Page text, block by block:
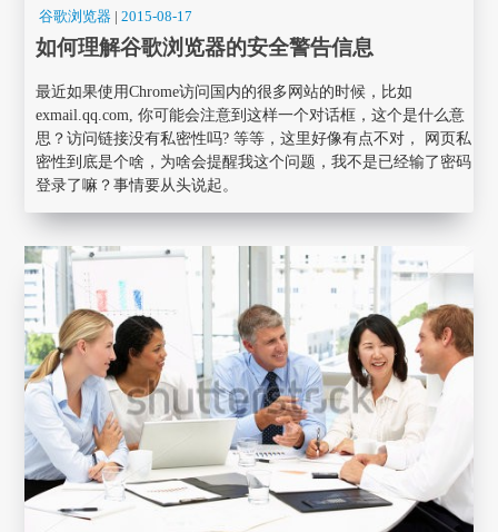
谷歌浏览器 |2015-08-17
如何理解谷歌浏览器的安全警告信息
最近如果使用Chrome访问国内的很多网站的时候，比如
exmail.qq.com, 你可能会注意到这样一个对话框，这个是什么意
思？访问链接没有私密性吗? 等等，这里好像有点不对， 网页私
密性到底是个啥，为啥会提醒我这个问题，我不是已经输了密码
登录了嘛？事情要从头说起。